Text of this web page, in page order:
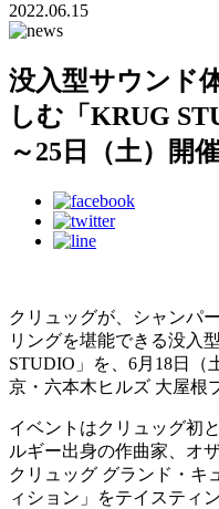
2022.06.15
没入型サウンド
しむ「KRUG
～25日（土）開
クリュッグが、シャンパ
リングを堪能できる没入
STUDIO」を、6月18日（
京・六本木ヒルズ 大屋根
イベントはクリュッグ初
ルギー出身の作曲家、オ
クリュッグ グランド・キ
ィション」をテイスティ